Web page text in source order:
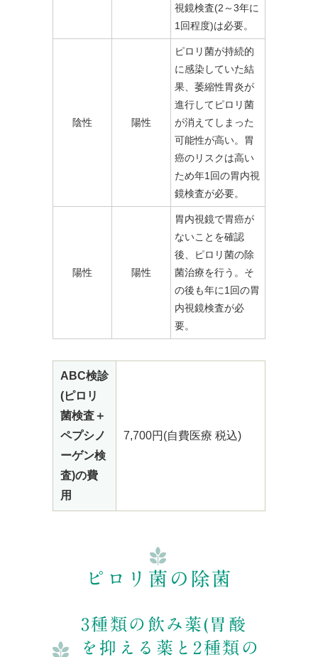
視鏡検査(2～3年に
1回程度)は必要。
陰性 陽性
ピロリ菌が持続的
に感染していた結
果、萎縮性胃炎が
進行してピロリ菌
が消えてしまった
可能性が高い。胃
癌のリスクは高い
ため年1回の胃内視
鏡検査が必要。
陽性 陽性
胃内視鏡で胃癌が
ないことを確認
後、ピロリ菌の除
菌治療を行う。そ
の後も年に1回の胃
内視鏡検査が必
要。
ABC検診
(ピロリ
菌検査＋
ペプシノ
ーゲン検
査)の費
用
7,700円(自費医療 税込)
ピロリ菌の除菌
3種類の飲み薬(胃酸
を抑える薬と2種類の